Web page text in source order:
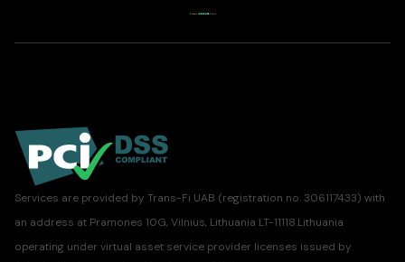
Services are provided by Trans-Fi UAB (registration no. 306117433) with
an address at Pramones 10G, Vilnius, Lithuania LT-11118.Lithuania
operating under virtual asset service provider licenses issued by